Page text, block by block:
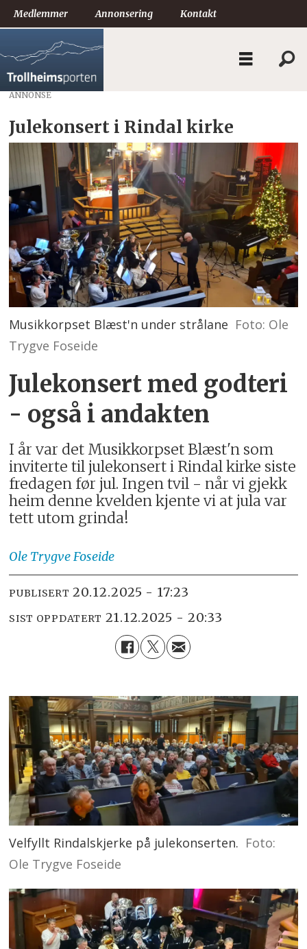
Medlemmer Annonsering Kontakt
ANNONSE
Julekonsert i Rindal kirke
Musikkorpset Blæst'n under strålane Foto: Ole
Trygve Foseide
Julekonsert med godteri
- også i andakten
I år var det Musikkorpset Blæst'n som
inviterte til julekonsert i Rindal kirke siste
fredagen før jul. Ingen tvil - når vi gjekk
heim denne kvelden kjente vi at jula var
tett utom grinda!
Ole TrygveFoseide
PUBLISERT 20.12.2025 - 17:23
SIST OPPDATERT 21.12.2025 - 20:33
Velfyllt Rindalskjerke på julekonserten. Foto:
Ole Trygve Foseide